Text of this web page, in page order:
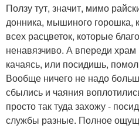
Ползу тут, значит, мимо
донника, мышиного горошка,
всех расцветок, которые
ненавязчиво. А впереди
качаясь, или посидишь,
Вообще ничего не надо
сбылись и чаяния
просто так туда захожу -
службы разные. Полное